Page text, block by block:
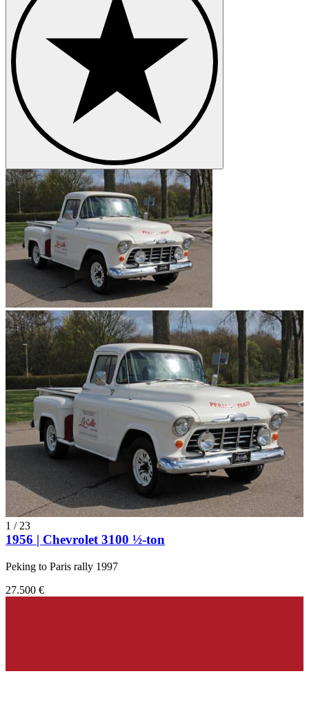
1 / 23
1956 | Chevrolet 3100 ½-ton
Peking to Paris rally 1997
27.500 €